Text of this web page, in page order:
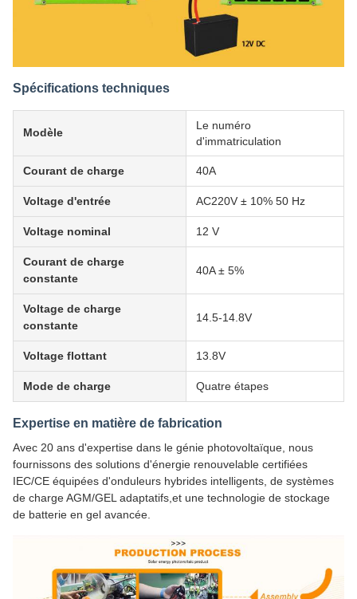
Spécifications techniques
Modèle
Le numéro
d'immatriculation
Courant de charge 40A
Voltage d'entrée AC220V ± 10% 50 Hz
Voltage nominal 12 V
Courant de charge
constante
40A ± 5%
Voltage de charge
constante
14.5-14.8V
Voltage flottant 13.8V
Mode de charge Quatre étapes
Expertise en matière de fabrication
Avec 20 ans d'expertise dans le génie photovoltaïque, nous
fournissons des solutions d'énergie renouvelable certifiées
IEC/CE équipées d'onduleurs hybrides intelligents, de systèmes
de charge AGM/GEL adaptatifs,et une technologie de stockage
de batterie en gel avancée.